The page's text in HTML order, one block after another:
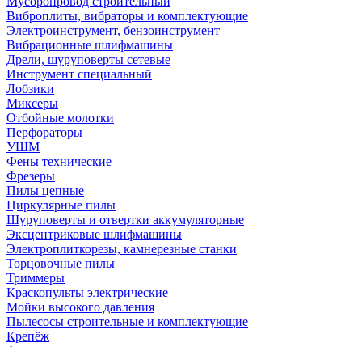
Виброплиты, вибраторы и комплектующие
Электроинструмент, бензоинструмент
Вибрационные шлифмашины
Дрели, шуруповерты сетевые
Инструмент специальный
Лобзики
Миксеры
Отбойные молотки
Перфораторы
УШМ
Фены технические
Фрезеры
Пилы цепные
Циркулярные пилы
Шуруповерты и отвертки аккумуляторные
Эксцентриковые шлифмашины
Электроплиткорезы, камнерезные станки
Торцовочные пилы
Триммеры
Краскопульты электрические
Мойки высокого давления
Пылесосы строительные и комплектующие
Крепёж